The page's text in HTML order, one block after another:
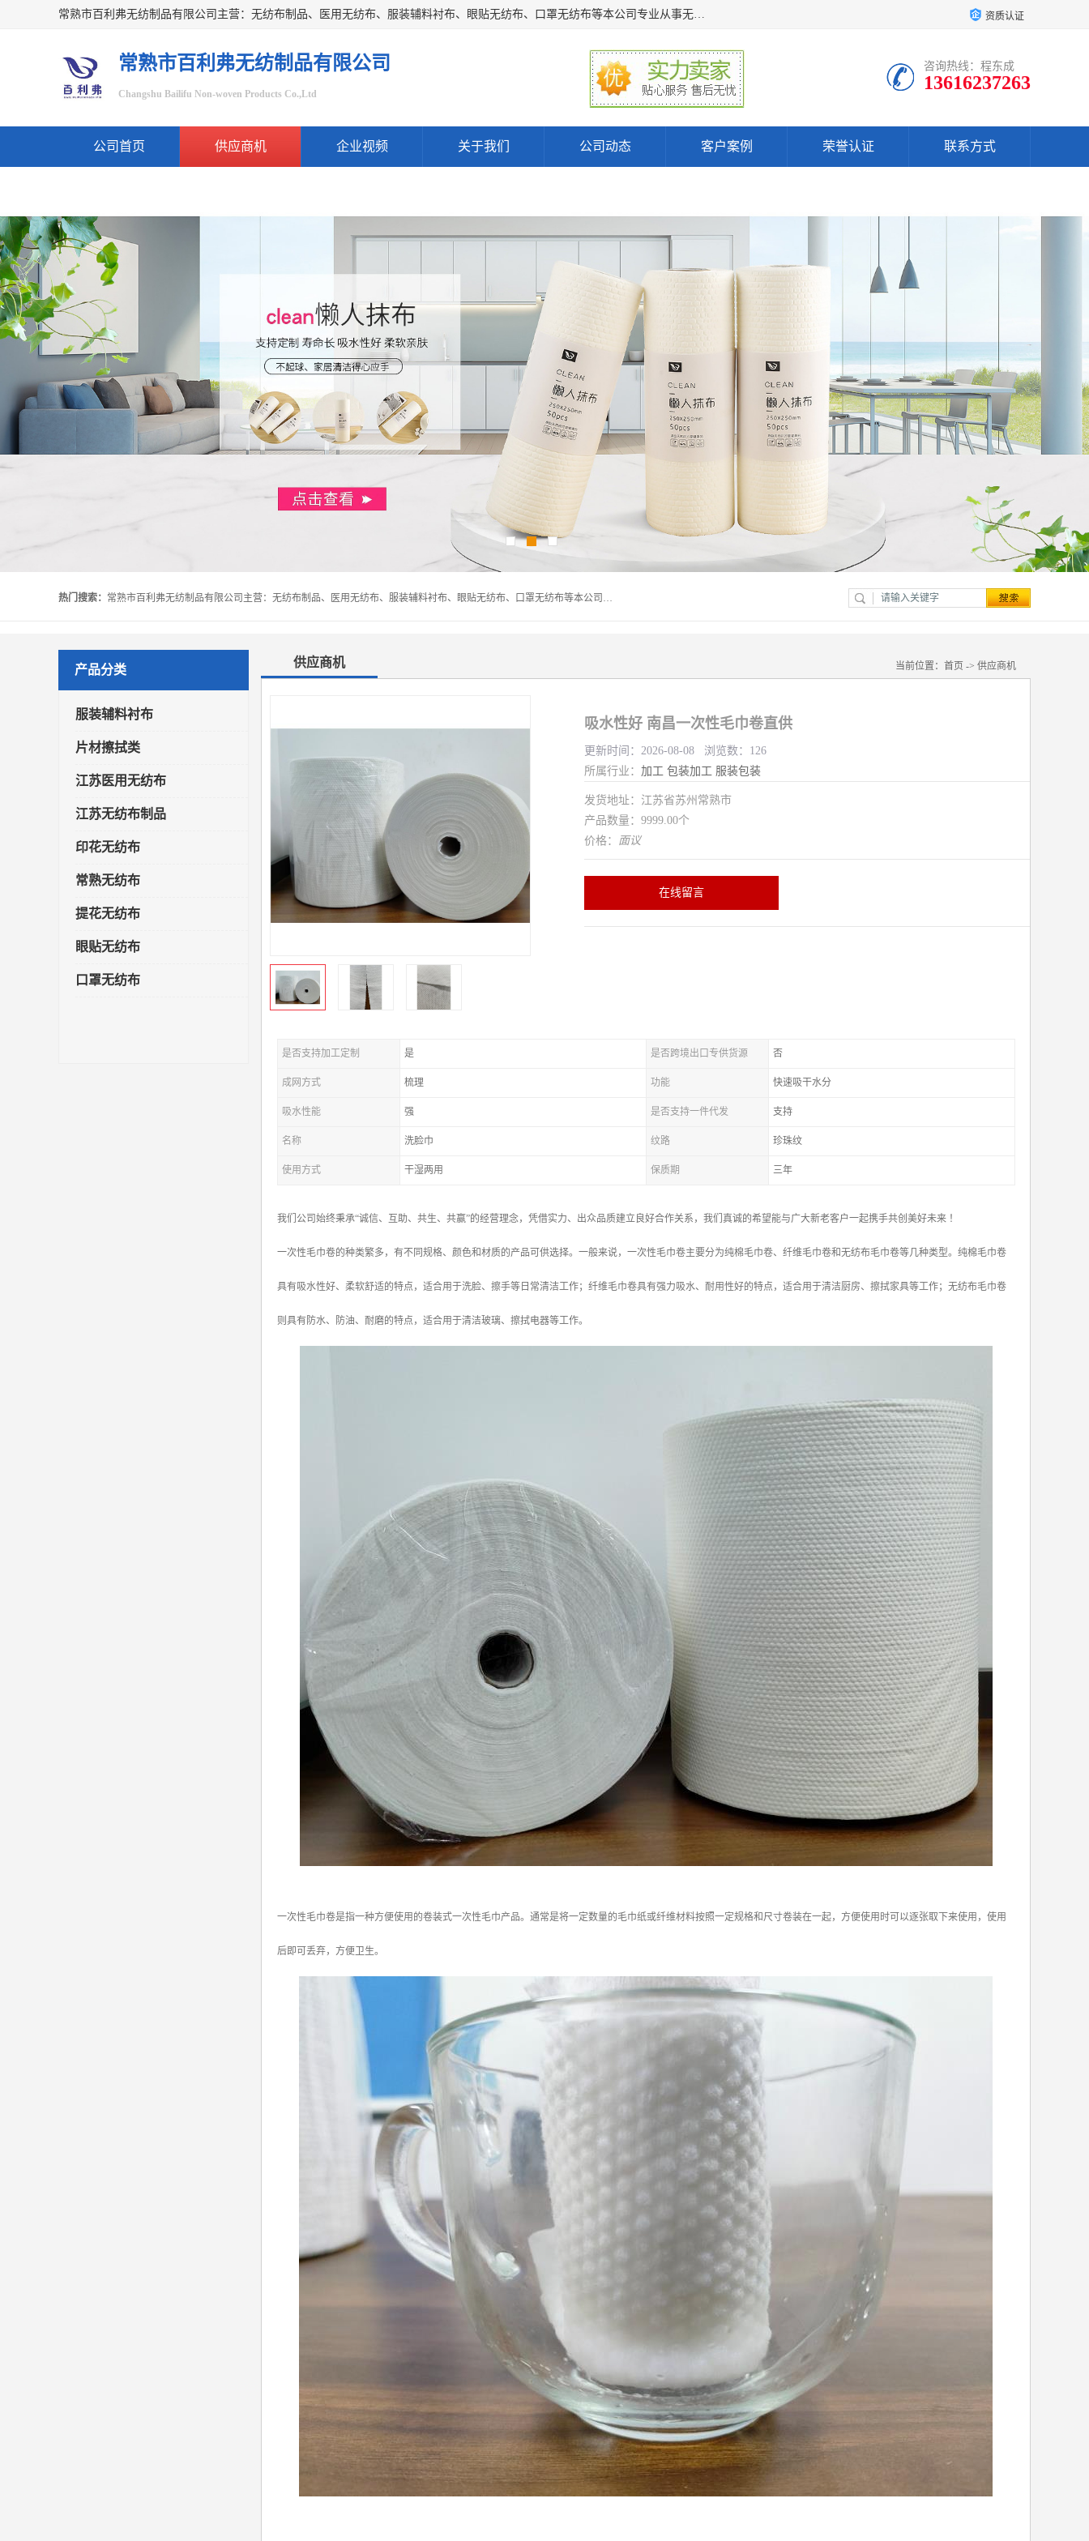
常熟市百利弗无纺制品有限公司主营：无纺布制品、医用无纺布、服装辅料衬布、眼贴无纺布、口罩无纺布等本公司专业从事无纺布制品的生产及销售。生产各种规格裁片折叠无纺布、一次性足浴巾、卷材服装衬布、印花复合类无纺布制品、环保购物袋、电子产品包装袋以及特殊功能新型无纺布。广泛用于服装，基布，包装，家居建筑、卫生材料等领域。 资质认证
常熟市百利弗无纺制品有限公司
Changshu Bailifu Non-woven Products Co.,Ltd
咨询热线：程东成
13616237263
公司首页 供应商机 企业视频 关于我们 公司动态 客户案例 荣誉认证 联系方式
热门搜索： 常熟市百利弗无纺制品有限公司主营：无纺布制品、医用无纺布、服装辅料衬布、眼贴无纺布、口罩无纺布等本公司专业从事无纺布制品的生产及销售。生产各种规格裁片折叠无纺布、一次性足浴巾、卷材服装衬布、印花复合类无纺布制品、环保购物袋、电子产品包装袋以及特殊功能新型无纺布。广泛用于服装，基布，包装，家居建筑、卫生材料等领域。
产品分类
服装辅料衬布
片材擦拭类
江苏医用无纺布
江苏无纺布制品
印花无纺布
常熟无纺布
提花无纺布
眼贴无纺布
口罩无纺布
供应商机 当前位置： 首页 -> 供应商机
吸水性好 南昌一次性毛巾卷直供
更新时间：2026-08-08 浏览数：126
所属行业： 加工 包装加工 服装包装
发货地址：江苏省苏州常熟市
产品数量：9999.00个
价格： 面议
在线留言
是否支持加工定制 是 是否跨境出口专供货源 否
成网方式 梳理 功能 快速吸干水分
吸水性能 强 是否支持一件代发 支持
名称 洗脸巾 纹路 珍珠纹
使用方式 干湿两用 保质期 三年
我们公司始终秉承“诚信、互助、共生、共赢”的经营理念，凭借实力、出众品质建立良好合作关系，我们真诚的希望能与广大新老客户一起携手共创美好未来 ！
一次性毛巾卷的种类繁多，有不同规格、颜色和材质的产品可供选择。一般来说，一次性毛巾卷主要分为纯棉毛巾卷、纤维毛巾卷和无纺布毛巾卷等几种类型。纯棉毛巾卷
具有吸水性好、柔软舒适的特点，适合用于洗脸、擦手等日常清洁工作；纤维毛巾卷具有强力吸水、耐用性好的特点，适合用于清洁厨房、擦拭家具等工作；无纺布毛巾卷
则具有防水、防油、耐磨的特点，适合用于清洁玻璃、擦拭电器等工作。
一次性毛巾卷是指一种方便使用的卷装式一次性毛巾产品。通常是将一定数量的毛巾纸或纤维材料按照一定规格和尺寸卷装在一起，方便使用时可以逐张取下来使用，使用
后即可丢弃，方便卫生。